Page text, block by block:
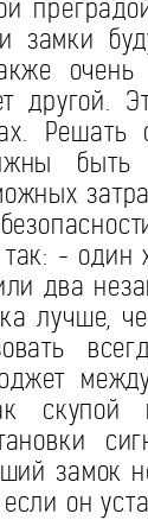
замки
другой.
Решать
быть
-
два
лучше,
скупой
замок
он